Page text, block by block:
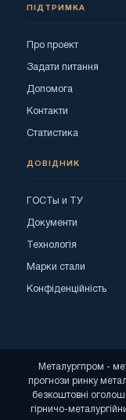
ПІДТРИМКА
Про проект
Задати питання
Допомога
Контакти
Статистика
ДОВІДНИК
ГОСТы и ТУ
Документи
Технологія
Марки стали
Конфіденційність
Металургпром -
прогнози ринку
безкоштовні
гірничо-